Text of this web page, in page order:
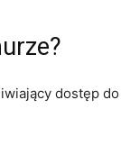
dostęp